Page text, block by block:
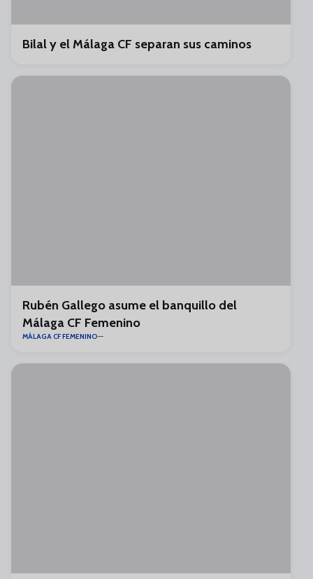
Bilal y el Málaga CF separan sus caminos
Rubén Gallego asume el banquillo del
Málaga CF Femenino
MÁLAGA CF FEMENINO